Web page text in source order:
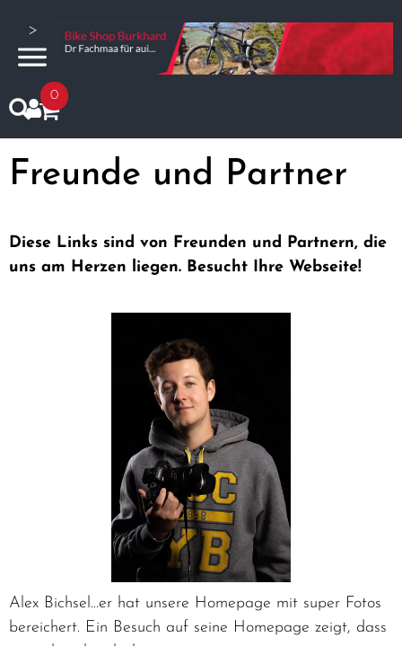
>
0
Freunde und Partner
Diese Links sind von Freunden und Partnern, die
uns am Herzen liegen. Besucht Ihre Webseite!
Alex Bichsel...er hat unsere Homepage mit super Fotos
bereichert. Ein Besuch auf seine Homepage zeigt, dass